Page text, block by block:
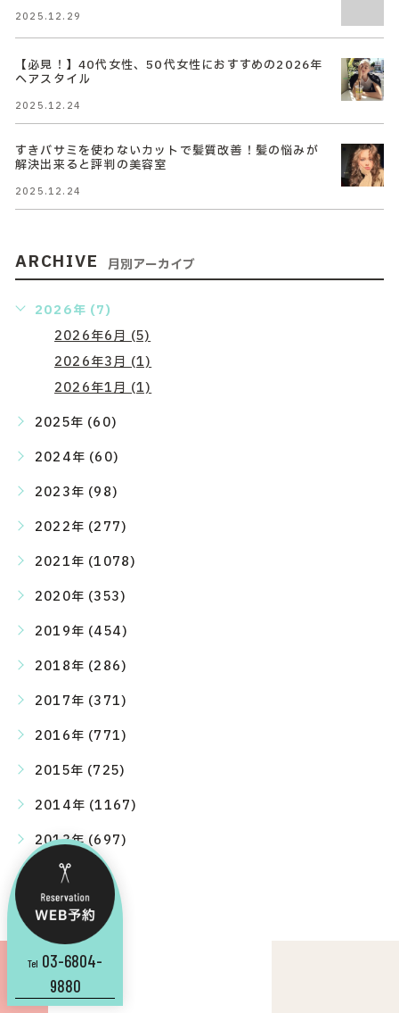
2025.12.29
【必見！】40代女性、50代女性におすすめの2026年
ヘアスタイル
2025.12.24
すきバサミを使わないカットで髪質改善！髪の悩みが
解決出来ると評判の美容室
2025.12.24
ARCHIVE 月別アーカイブ
2026年 (7)
2026年6月 (5)
2026年3月 (1)
2026年1月 (1)
2025年 (60)
2024年 (60)
2023年 (98)
2022年 (277)
2021年 (1078)
2020年 (353)
2019年 (454)
2018年 (286)
2017年 (371)
2016年 (771)
2015年 (725)
2014年 (1167)
2013年 (697)
Tel 03-6804-
9880